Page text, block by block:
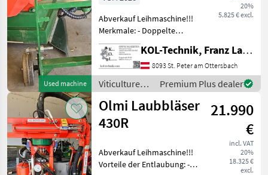
Used machine
System
20%
5.825 € excl.
Abverkauf Leihmaschine!!!
Merkmale: - Doppelte
Funktion: Entfernt
Stockaustriebe und Gras in
einem Schritt - Schonende
Neigung: 15°-Neigung der
Nylonrolle schon
KOL-Technik, Franz Lampl-Küssner
8093 St. Peter am Ottersbach
Viticulture
equipment /
Olmi
Premium Plus dealer
Olmi Laubbläser
430R
21.990
€
incl. VAT
20%
18.325 €
excl.
Abverkauf Leihmaschine!!!
Vorteile der Entlaubung: -